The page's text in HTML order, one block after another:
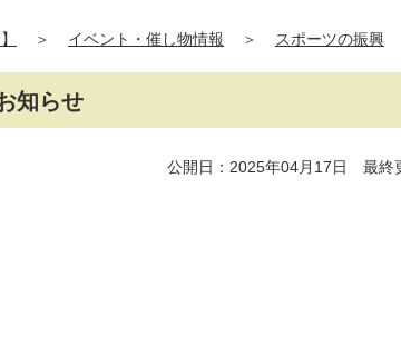
＞ イベント・催し物情報 ＞ スポーツの振興
知らせ
公開日：2025年04月17日 最終